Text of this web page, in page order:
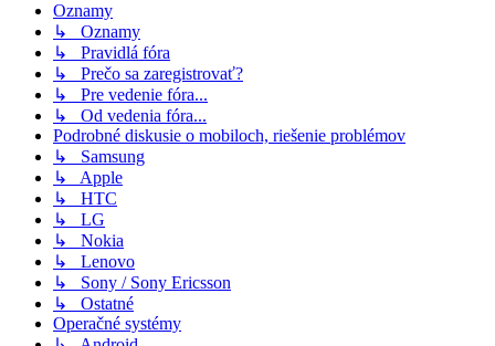
Oznamy
↳ Oznamy
↳ Pravidlá fóra
↳ Prečo sa zaregistrovať?
↳ Pre vedenie fóra...
↳ Od vedenia fóra...
Podrobné diskusie o mobiloch, riešenie problémov
↳ Samsung
↳ Apple
↳ HTC
↳ LG
↳ Nokia
↳ Lenovo
↳ Sony / Sony Ericsson
↳ Ostatné
Operačné systémy